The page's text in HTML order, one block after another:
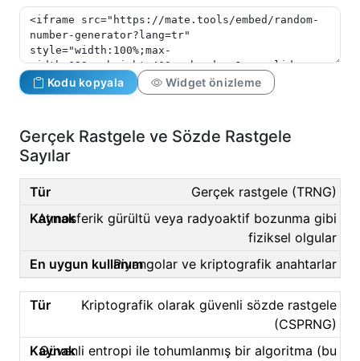
Kodu kopyala Widget önizleme
Gerçek Rastgele ve Sözde Rastgele
Sayılar
Gerçek rastgele (TRNG)
Atmosferik gürültü veya radyoaktif bozunma gibi
fiziksel olgular
Piyangolar ve kriptografik anahtarlar
Kriptografik olarak güvenli sözde rastgele
(CSPRNG)
Güvenli entropi ile tohumlanmış bir algoritma (bu